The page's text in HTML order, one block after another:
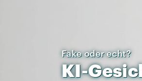
Fake oder echt?
KI-